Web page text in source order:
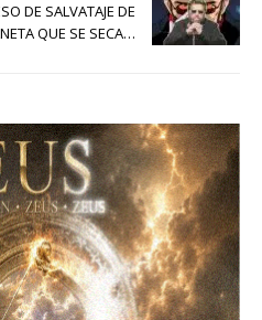
DE SALVATAJE DE
QUE SE SECA…